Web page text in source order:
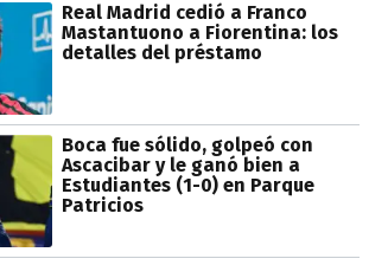
Real Madrid cedió a Franco
Mastantuono a Fiorentina: los
detalles del préstamo
Boca fue sólido, golpeó con
Ascacibar y le ganó bien a
Estudiantes (1-0) en Parque
Patricios